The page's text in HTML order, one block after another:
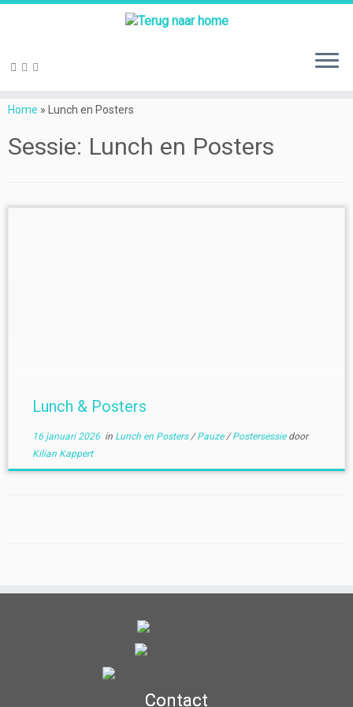
naarHome » Lunch en Posters
Sessie: Lunch en Posters
Lunch & Posters
16 januari 2026in Lunch en Posters/Pauze/Postersessie door
Kilian Kappert
Contact